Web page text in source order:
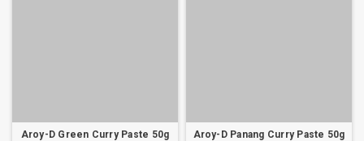
Aroy-D Green Curry Paste 50g Aroy-D Panang Curry Paste 50g